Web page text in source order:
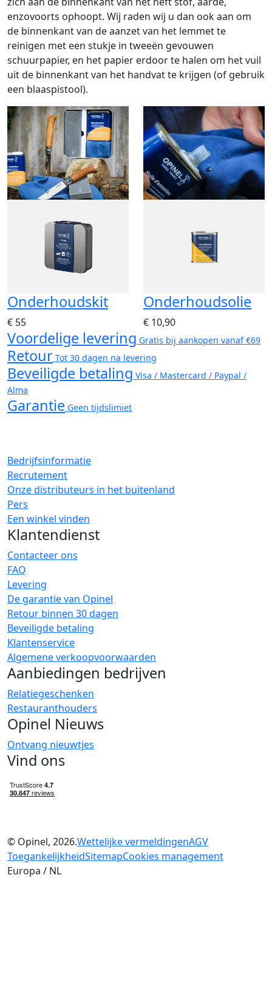
enzovoorts ophoopt. Wij raden wij u dan ook aan om
de binnenkant van de aanzet van het lemmet te
reinigen met een stukje in tweeën gevouwen
schuurpapier, en het papier erdoor te halen om het vuil
uit de binnenkant van het handvat te krijgen (of gebruik
een blaaspistool).
Onderhoudskit
€ 55
Onderhoudsolie
€ 10,90
Voordelige levering Gratis bij aankopen vanaf €69
Retour Tot 30 dagen na levering
Beveiligde betaling Visa / Mastercard / Paypal /
Alma
Garantie Geen tijdslimiet
Bedrijfsinformatie
Recrutement
Onze distributeurs in het buitenland
Pers
Een winkel vinden
Klantendienst
Contacteer ons
FAQ
Levering
De garantie van Opinel
Retour binnen 30 dagen
Beveiligde betaling
Klantenservice
Algemene verkoopvoorwaarden
Aanbiedingen bedrijven
Relatiegeschenken
Restauranthouders
Opinel Nieuws
Ontvang nieuwtjes
Vind ons
© Opinel, 2026.Wettelijke vermeldingenAGV
ToegankelijkheidSitemapCookies management
Europa / NL